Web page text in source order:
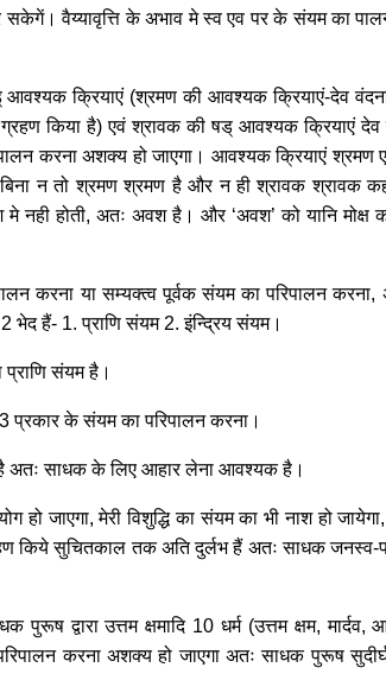
सकेगें। वैय्यावृत्ति के अभाव मे स्व एव पर के संयम का
क्रियाएं (श्रमण की आवश्यक क्रियाएं-देव वंदना,
ग्रहण किया है) एवं श्रावक की षड् आवश्यक क्रियाएं
करना अशक्य हो जाएगा। आवश्यक क्रियाएं
न तो श्रमण श्रमण है और न ही श्रावक श्रावक
नही होती, अतः अवश है। और ‘अवश’ को यानि
करना या सम्यक्त्व पूर्वक संयम का परिपालन
भेद हैं- 1. प्राणि संयम 2. इंन्द्रिय संयम।
प्राणि संयम है।
प्रकार के संयम का परिपालन करना।
अतः साधक के लिए आहार लेना आवश्यक है।
हो जाएगा, मेरी विशुद्धि का संयम का भी नाश हो
किये सुचितकाल तक अति दुर्लभ हैं अतः साधक जनस्व-
पुरूष द्वारा उत्तम क्षमादि 10 धर्म (उत्तम क्षम,
परिपालन करना अशक्य हो जाएगा अतः साधक पुरूष